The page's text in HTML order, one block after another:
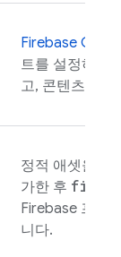
Firebase CLI
트를 설정하고,
고, 콘텐츠를
정적 애셋을 로
가한 후
Firebase 프로
니다.